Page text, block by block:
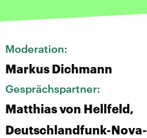
Moderation:
Markus Dichmann
Gesprächspartner:
Matthias von Hellfeld,
Deutschlandfunk-Nova-